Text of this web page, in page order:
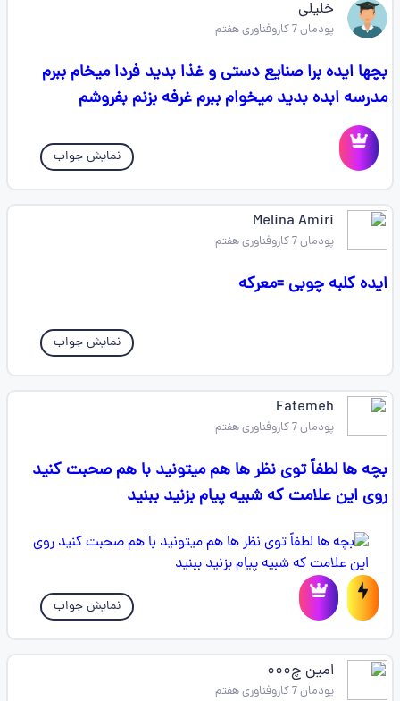
خلیلی
پودمان 7 کاروفناوری هفتم
بچها ایده برا صنایع دستی و غذا بدید فردا میخام ببرم
مدرسه ابده بدید میخوام ببرم غرفه بزنم بفروشم
نمایش جواب
Melina Amiri
پودمان 7 کاروفناوری هفتم
ایده کلبه چوبی =معرکه
نمایش جواب
Fatemeh
پودمان 7 کاروفناوری هفتم
بچه ها لطفاً توی نظر ها هم میتونید با هم صحبت کنید
روی این علامت که شبیه پیام بزنید ببنید
نمایش جواب
امین چ۰۰۰
پودمان 7 کاروفناوری هفتم